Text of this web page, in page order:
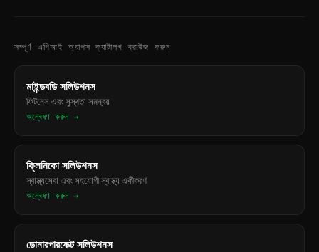
সম্পূর্ণ এপিআই অ্যাপস ক্যাটালগ ব্রাউজ করুন
মাইন্ডবডি সলিউশনস
ফিটনেস এবং সুস্থতা সমন্বয়
অন্বেষণ করুন →
ক্লিনিকো সলিউশনস
স্বাস্থ্যসেবা এবং সহযোগী স্বাস্থ্য একীকরণ
অন্বেষণ করুন →
ডোনারপারফেক্ট সলিউশনস